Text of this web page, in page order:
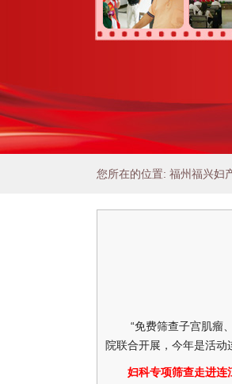
您所在的位置: 福州福兴妇
“免费筛查子宫肌瘤、
院联合开展，今年是活动
妇科专项筛查走进连